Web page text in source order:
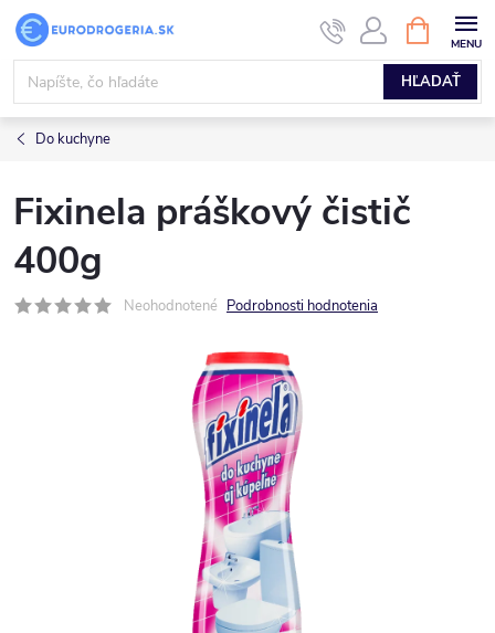
Prejsť
obsah
HĽADAŤ
KOŠÍK
Do kuchyne
Fixinela práškový čistič
400g
Neohodnotené Podrobnosti hodnotenia